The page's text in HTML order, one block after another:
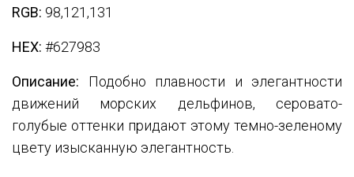
RGB: 98,121,131
HEX: #627983
Описание: Подобно плавности и элегантности
движений морских дельфинов, серовато-
голубые оттенки придают этому темно-зеленому
цвету изысканную элегантность.